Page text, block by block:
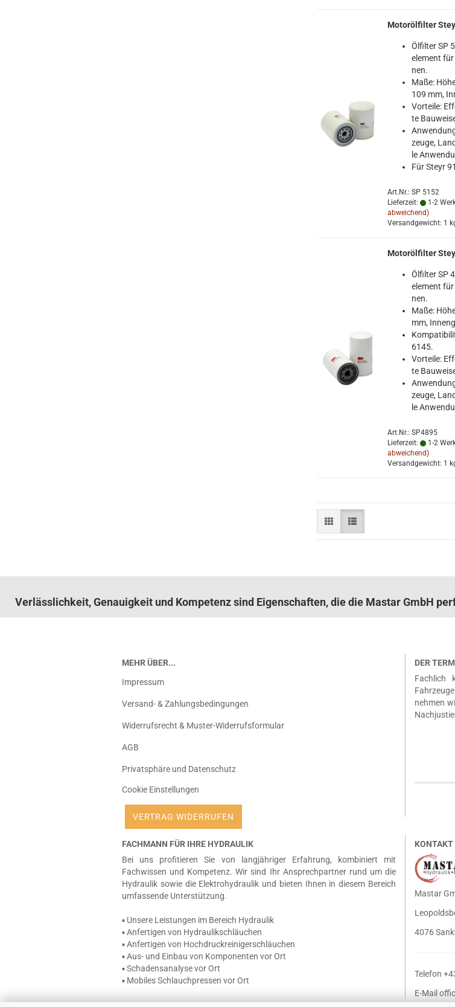
Mo­toröl­fil­ter
Öl­fil­ter SP
ele­ment
nen.
Maße:
109 mm,
Vor­tei­le:
te
zeu­ge,
le
Für Steyr
Art.Nr.: SP 5152
Lieferzeit:
1-2
abweichend)
Versandgewicht: 1
Mo­toröl­fil­ter
Öl­fil­ter SP
ele­ment
nen.
Maße:
mm,
6145.
Vor­tei­le:
te
zeu­ge,
le
Art.Nr.: SP4895
Lieferzeit:
1-2
abweichend)
Versandgewicht: 1
Verlässlichkeit, Genauigkeit und Kompetenz sind Eigenschaften, die die Mastar GmbH
MEHR ÜBER...
Impressum
Versand- & Zahlungsbedingungen
Widerrufsrecht & Muster-Widerrufsformular
AGB
Privatsphäre und Datenschutz
Cookie Einstellungen
DER
Fachlich
nehmen
FACHMANN FÜR IHRE HYDRAULIK
Bei uns profitieren Sie von langjähriger Erfahrung, kombiniert mit
Fachwissen und Kompetenz. Wir sind Ihr Ansprechpartner rund um die
Hydraulik sowie die Elektrohydraulik und bieten Ihnen in diesem Bereich
umfassende Unterstützung.
▪ Unsere Leistungen im Bereich Hydraulik
▪ Anfertigen von Hydraulikschläuchen
▪ Anfertigen von Hochdruckreinigerschläuchen
▪ Aus- und Einbau von Komponenten vor Ort
▪ Schadensanalyse vor Ort
▪ Mobiles Schlauchpressen vor Ort
KONTAKT
Mastar
4076
Telefon
E-Mail
VERTRAG WIDERRUFEN